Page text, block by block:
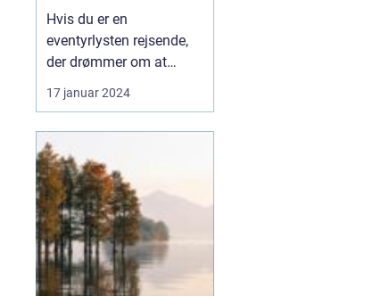
Rejsende
Hvis du er en
eventyrlysten rejsende,
der drømmer om at
udforske fjerntliggende
og eksotiske
uden tvivl et sted, du bør
have på din bucket list.
Denne artikel er en
omfattende guide til en
rejse til Bali, der vil give
dig al...
17 januar 2024